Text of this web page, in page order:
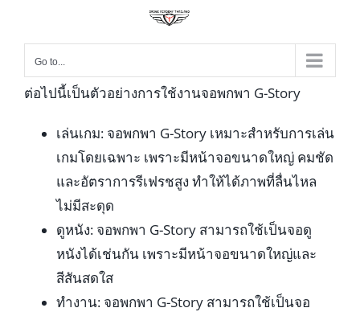
Go to...
ต่อไปนี้เป็นตัวอย่างการใช้งานจอพกพา G-Story
เล่นเกม: จอพกพา G-Story เหมาะสำหรับการเล่น
เกมโดยเฉพาะ เพราะมีหน้าจอขนาดใหญ่ คมชัด
และอัตราการรีเฟรชสูง ทำให้ได้ภาพที่ลื่นไหล
ไม่มีสะดุด
ดูหนัง: จอพกพา G-Story สามารถใช้เป็นจอดู
หนังได้เช่นกัน เพราะมีหน้าจอขนาดใหญ่และ
สีสันสดใส
ทำงาน: จอพกพา G-Story สามารถใช้เป็นจอ